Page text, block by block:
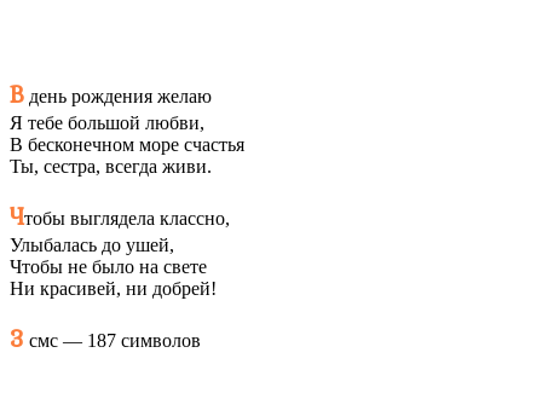
В день рождения желаю
Я тебе большой любви,
В бесконечном море счастья
Ты, сестра, всегда живи.
Чтобы выглядела классно,
Улыбалась до ушей,
Чтобы не было на свете
Ни красивей, ни добрей!
3 смс — 187 символов